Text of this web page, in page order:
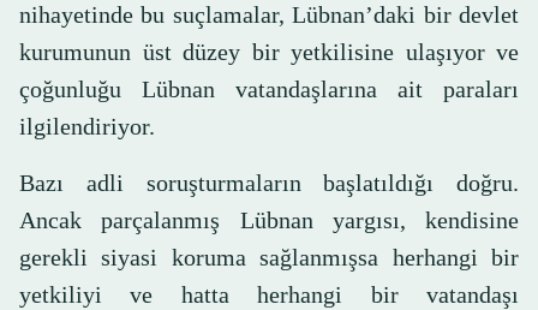
nihayetinde bu suçlamalar, Lübnan’daki bir devlet
kurumunun üst düzey bir yetkilisine ulaşıyor ve
çoğunluğu Lübnan vatandaşlarına ait paraları
ilgilendiriyor.
Bazı adli soruşturmaların başlatıldığı doğru.
Ancak parçalanmış Lübnan yargısı, kendisine
gerekli siyasi koruma sağlanmışsa herhangi bir
yetkiliyi ve hatta herhangi bir vatandaşı